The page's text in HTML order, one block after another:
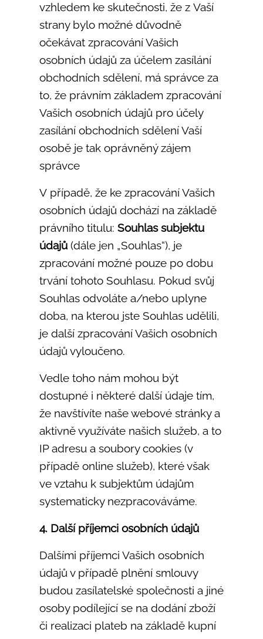
vzhledem ke skutečnosti, že z Vaší
strany bylo možné důvodně
očekávat zpracování Vašich
osobních údajů za účelem zasílání
obchodních sdělení, má správce za
to, že právním základem zpracování
Vašich osobních údajů pro účely
zasílání obchodních sdělení Vaší
osobě je tak oprávněný zájem
správce
V případě, že ke zpracování Vašich
osobních údajů dochází na základě
právního titulu: Souhlas subjektu
údajů (dále jen „Souhlas“), je
zpracování možné pouze po dobu
trvání tohoto Souhlasu. Pokud svůj
Souhlas odvoláte a/nebo uplyne
doba, na kterou jste Souhlas udělili,
je další zpracování Vašich osobních
údajů vyloučeno.
Vedle toho nám mohou být
dostupné i některé další údaje tím,
že navštívíte naše webové stránky a
aktivně využíváte našich služeb, a to
IP adresu a soubory cookies (v
případě online služeb), které však
ve vztahu k subjektům údajům
systematicky nezpracováváme.
4. Další příjemci osobních údajů
Dalšími příjemci Vašich osobních
údajů v případě plnění smlouvy
budou zasílatelské společnosti a jiné
osoby podílející se na dodání zboží
či realizaci plateb na základě kupní